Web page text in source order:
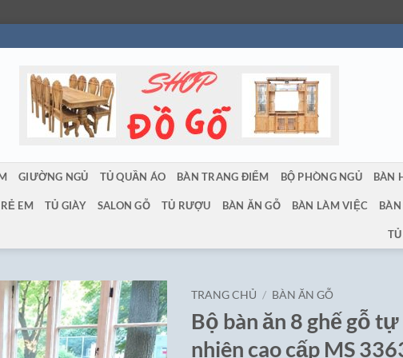
GIƯỜNG NGỦ TỦ QUẦN ÁO BÀN TRANG ĐIỂM BỘ PHÒNG NGỦ BÀN
EM TỦ GIÀY SALON GỖ TỦ RƯỢU BÀN ĂN GỖ BÀN LÀM VIỆC
TRANG CHỦ / BÀN ĂN GỖ
Bộ bàn ăn 8 ghế gỗ tự
nhiên cao cấp MS